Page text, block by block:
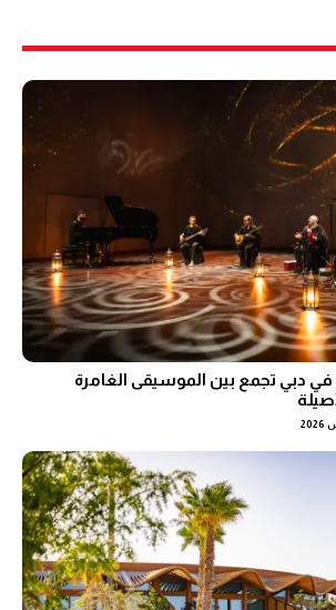
دبي تجمع بين الموسيقى الغامرة